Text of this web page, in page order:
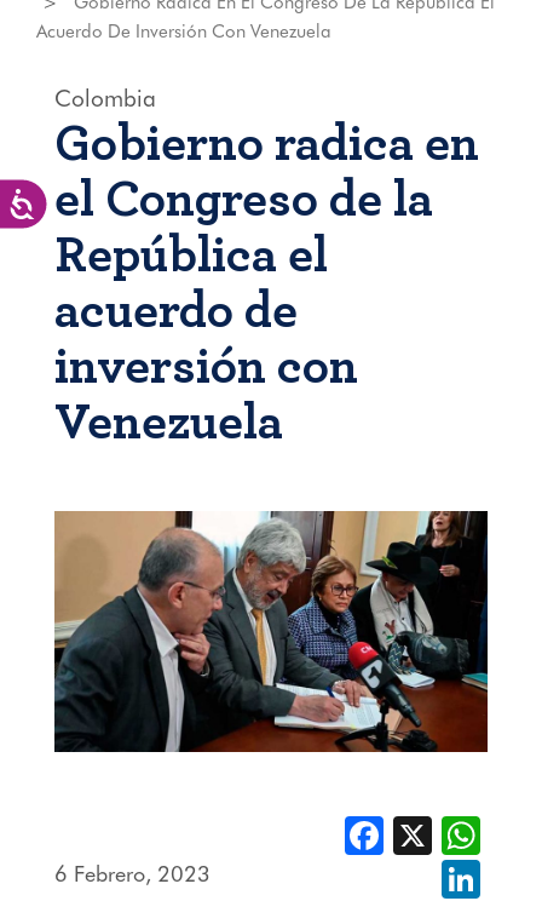
Accesibilidad
Acuerdo De Inversión Con Venezuela
Colombia
Gobierno radica en
el Congreso de la
República el
acuerdo de
inversión con
Venezuela
6 Febrero, 2023
Facebook
X